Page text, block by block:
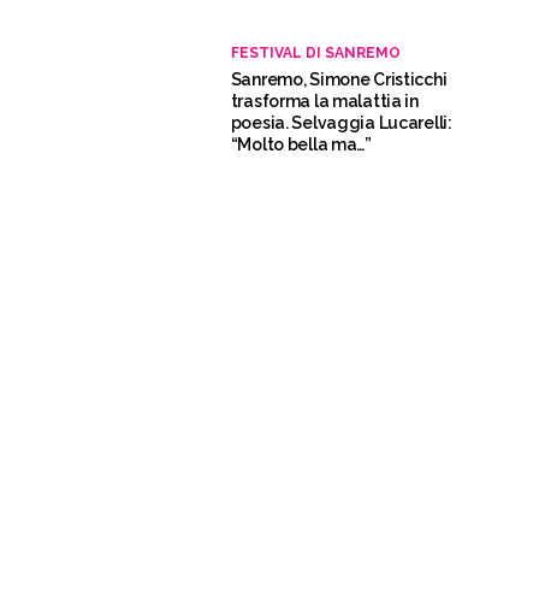
FESTIVAL DI SANREMO
Sanremo, Simone Cristicchi
trasforma la malattia in
poesia. Selvaggia Lucarelli:
“Molto bella ma…”